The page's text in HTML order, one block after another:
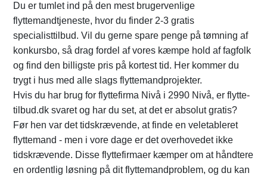
Du er tumlet ind på den mest brugervenlige
flyttemandtjeneste, hvor du finder 2-3 gratis
specialisttilbud. Vil du gerne spare penge på tømning af
konkursbo, så drag fordel af vores kæmpe hold af fagfolk
og find den billigste pris på kortest tid. Her kommer du
trygt i hus med alle slags flyttemandprojekter.
Hvis du har brug for flyttefirma Nivå i 2990 Nivå, er flytte-
tilbud.dk svaret og har du set, at det er absolut gratis?
Før hen var det tidskrævende, at finde en veletableret
flyttemand - men i vore dage er det overhovedet ikke
tidskrævende. Disse flyttefirmaer kæmper om at håndtere
en ordentlig løsning på dit flyttemandproblem, og du kan